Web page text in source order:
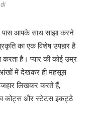
पास आपके साथ साझा करने
का एक विशेष उपहार है
है। प्यार की कोई उम्र
आंखों में देखकर ही महसूस
लिखकर करते हैं,
कोट्स और स्टेटस इकट्ठे